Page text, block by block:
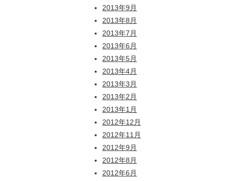
2013年9月
2013年8月
2013年7月
2013年6月
2013年5月
2013年4月
2013年3月
2013年2月
2013年1月
2012年12月
2012年11月
2012年9月
2012年8月
2012年6月